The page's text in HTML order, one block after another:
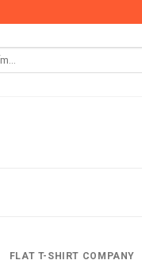
FLAT T-SHIRT COMPANY